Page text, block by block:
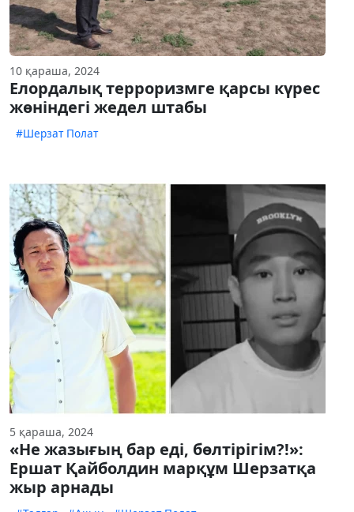
10 қараша, 2024
Елордалық терроризмге қарсы күрес
жөніндегі жедел штабы
#Шерзат Полат
5 қараша, 2024
«Не жазығың бар еді, бөлтірігім?!»:
Ершат Қайболдин марқұм Шерзатқа
жыр арнады